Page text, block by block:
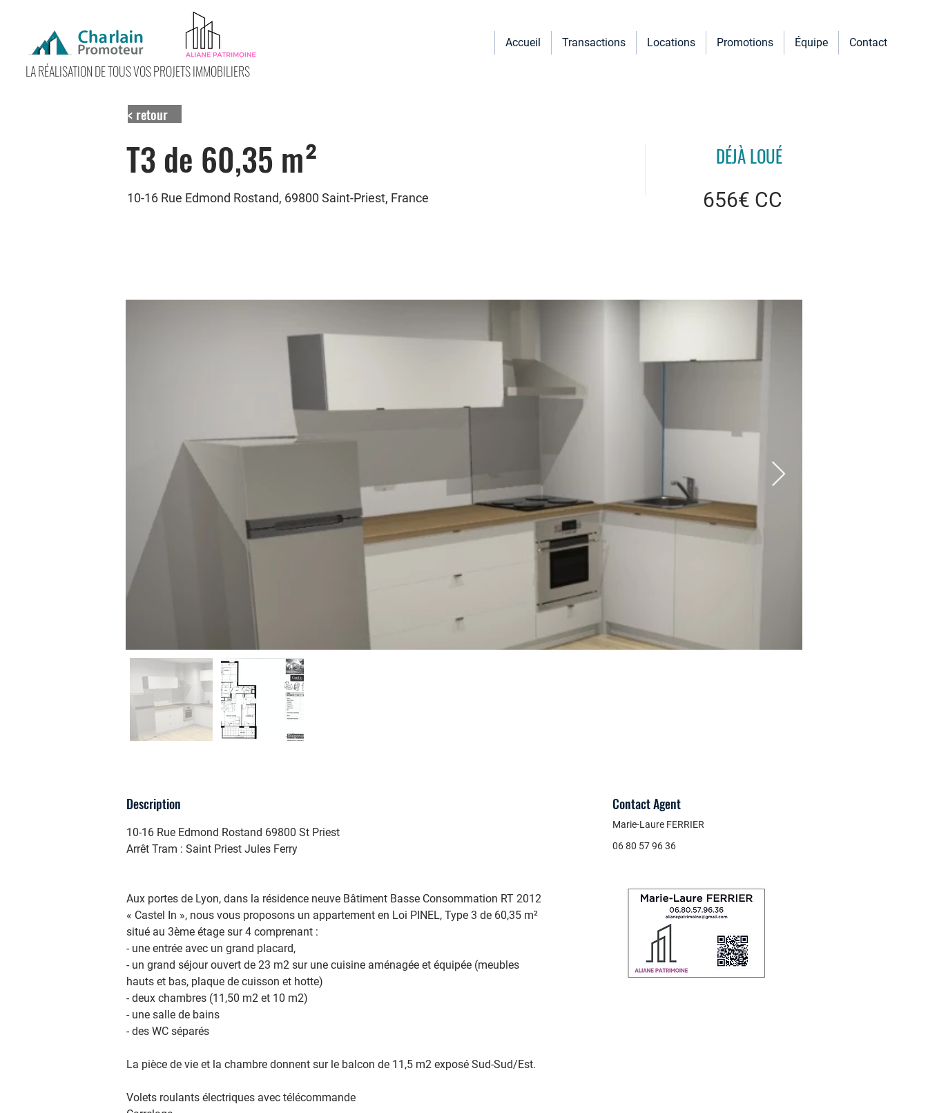
Accueil Transactions Locations Promotions Équipe Contact
LA RÉALISATION DE TOUS VOS PROJETS IMMOBILIERS
< retour
T3 de 60,35 m²
10-16 Rue Edmond Rostand, 69800 Saint-Priest, France
DÉJÀ LOUÉ
656€ CC
Description
10-16 Rue Edmond Rostand 69800 St Priest
Arrêt Tram : Saint Priest Jules Ferry
Aux portes de Lyon, dans la résidence neuve Bâtiment Basse Consommation RT 2012
« Castel In », nous vous proposons un appartement en Loi PINEL, Type 3 de 60,35 m²
situé au 3ème étage sur 4 comprenant :
- une entrée avec un grand placard,
- un grand séjour ouvert de 23 m2 sur une cuisine aménagée et équipée (meubles
hauts et bas, plaque de cuisson et hotte)
- deux chambres (11,50 m2 et 10 m2)
- une salle de bains
- des WC séparés
La pièce de vie et la chambre donnent sur le balcon de 11,5 m2 exposé Sud-Sud/Est.
Volets roulants électriques avec télécommande
Contact Agent
Marie-Laure FERRIER
06 80 57 96 36